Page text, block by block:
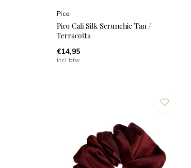
Pico
Pico Cali Silk Scrunchie Tan /
Terracotta
€14,95
Incl. btw